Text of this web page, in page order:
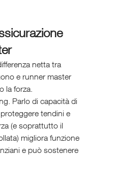
netta tra
e runner master
la forza.
Parlo di capacità di
tendini e
(e soprattutto il
migliora funzione
e può sostenere